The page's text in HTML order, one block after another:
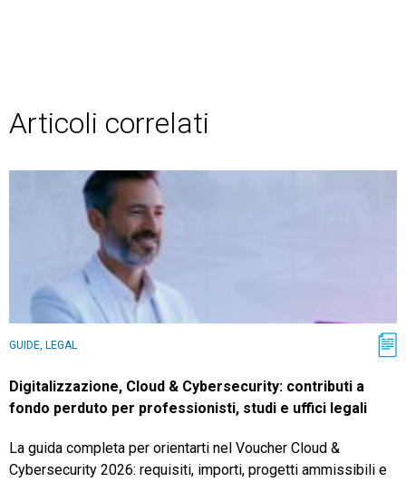
Articoli correlati
GUIDE, LEGAL
Digitalizzazione, Cloud & Cybersecurity: contributi a
fondo perduto per professionisti, studi e uffici legali
La guida completa per orientarti nel Voucher Cloud &
Cybersecurity 2026: requisiti, importi, progetti ammissibili e